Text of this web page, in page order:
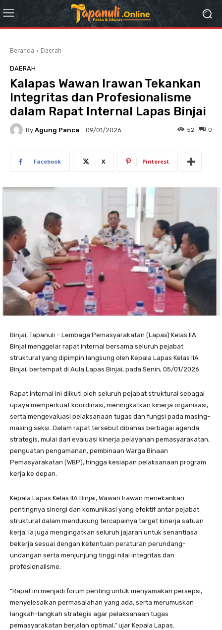
Beranda Daerah
DAERAH
Kalapas Wawan Irawan Tekankan
Integritas dan Profesionalisme
dalam Rapat Internal Lapas Binjai
By Agung Panca 09/01/2026 0
52
Facebook X Pinterest
Binjai, Tapanuli – Lembaga Pemasyarakatan (Lapas) Kelas IIA
Binjai menggelar rapat internal bersama seluruh pejabat
struktural yang dipimpin langsung oleh Kepala Lapas Kelas IIA
Binjai, bertempat di Aula Lapas Binjai, pada Senin, 05/01/2026.
Rapat internal ini diikuti oleh seluruh pejabat struktural sebagai
upaya memperkuat koordinasi, meningkatkan kinerja organisasi,
serta mengevaluasi pelaksanaan tugas dan fungsi pada masing-
masing seksi. Dalam rapat tersebut dibahas berbagai agenda
strategis, mulai dari evaluasi kinerja pelayanan pemasyarakatan,
penguatan pengamanan, pembinaan Warga Binaan
Pemasyarakatan (WBP), hingga kesiapan pelaksanaan program
kerja ke depan.
Kepala Lapas Kelas IIA Binjai, Wawan Irawan menekankan
pentingnya sinergi dan komunikasi yang efektif antar pejabat
struktural dalam mendukung tercapainya target kinerja satuan
kerja. Ia juga mengingatkan seluruh jajaran untuk senantiasa
bekerja sesuai dengan ketentuan peraturan perundang-
undangan serta menjunjung tinggi nilai integritas dan
profesionalisme.
“Rapat ini menjadi forum penting untuk menyamakan persepsi,
menyelesaikan permasalahan yang ada, serta merumuskan
langkah-langkah strategis agar pelaksanaan tugas
pemasyarakatan berjalan optimal,” ujar Kepala Lapas.